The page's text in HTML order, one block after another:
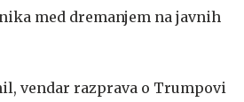
med dremanjem na javnih
vendar razprava o Trumpovi